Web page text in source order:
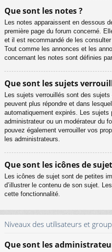
Que sont les notes ?
Les notes apparaissent en dessous
première page du forum concerné.
et il est recommandé de les
Tout comme les annonces et les
concernant les notes sont définies
Que sont les sujets
Les sujets verrouillés sont des
peuvent plus répondre et dans
automatiquement expirés. Les sujets
administrateur ou un modérateur du
pouvez également verrouiller vos
les administrateurs.
Que sont les icônes de
Les icônes de sujet sont de petites
d’illustrer le contenu de son sujet.
cette fonctionnalité.
Niveaux des utilisateurs et
Que sont les